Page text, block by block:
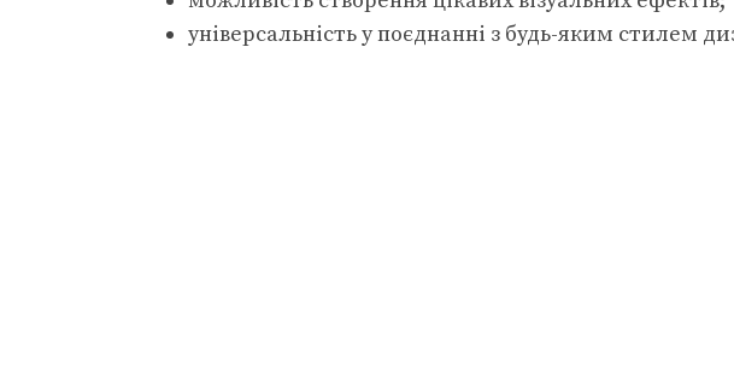
універсальність у поєднанні з будь-яким стилем